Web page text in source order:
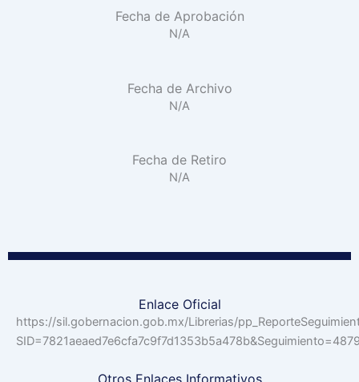
Fecha de Aprobación
N/A
Fecha de Archivo
N/A
Fecha de Retiro
N/A
Enlace Oficial
https://sil.gobernacion.gob.mx/Librerias/